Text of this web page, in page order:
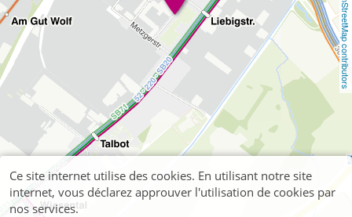
OpenStreetMap contributors
Ce site internet utilise des cookies. En utilisant notre site
internet, vous déclarez approuver l'utilisation de cookies par
nos services.